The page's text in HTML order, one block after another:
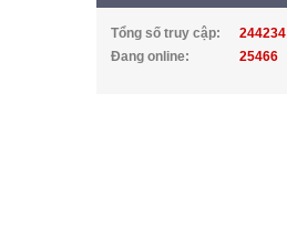
Tổng số truy cập:
244234
Đang online:
25466